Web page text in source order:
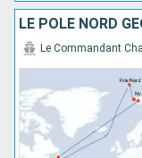
LE PÔLE NORD
Le Commandant